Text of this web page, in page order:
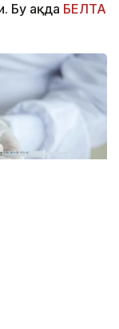
Бу ҳақда БЕЛТА